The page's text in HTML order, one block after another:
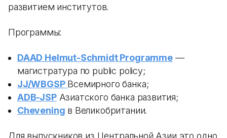
развитием институтов.
Программы:
DAAD Helmut-Schmidt Programme—
магистратура по public policy;
JJ/WBGSP Всемирного банка;
ADB-JSPАзиатского банка развития;
Chevening в Великобритании.
Для выпускников из Центральной Азии это одно